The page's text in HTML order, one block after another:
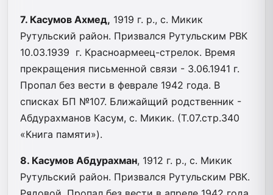
7. Касумов Ахмед, 1919 г. р., с. Микик
Рутульский район. Призвался Рутульским РВК
10.03.1939 г. Красноармеец-стрелок. Время
прекращения письменной связи - 3.06.1941 г.
Пропал без вести в феврале 1942 года. В
списках БП №107. Ближайщий родственник -
Абдурахманов Касум, с. Микик. (Т.07.стр.340
«Книга памяти»).
8. Касумов Абдурахман, 1912 г. р., с. Микик
Рутульский район. Призвался Рутульским РВК.